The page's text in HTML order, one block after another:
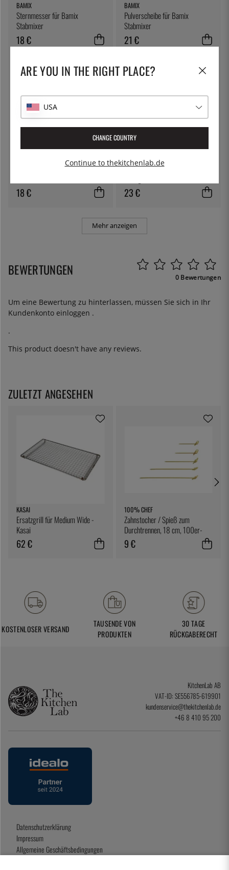
BAMIX
Sternmesser für Bamix
Stabmixer
18 €
BAMIX
Pulverscheibe für Bamix
Stabmixer
21 €
Perforierter Aufsatz für Bamix
18 €
MINGLE
Universalthermometer, schwarz
23 €
Mehr anzeigen
BEWERTUNGEN 0 Bewertungen
Um eine Bewertung zu hinterlassen, müssen Sie sich in Ihr
Kundenkonto einloggen .
.
This product doesn't have any reviews.
ZULETZT ANGESEHEN
KASAI
Ersatzgrill für Medium Wide -
Kasai
62 €
100% CHEF
Zahnstocher / Spieß zum
Durchtrennen, 18 cm, 100er-
Pack - 100% Chef
9 €
KOSTENLOSER VERSAND
TAUSENDE VON
PRODUKTEN
30 TAGE
RÜCKGABERECHT
KitchenLab AB
VAT-ID: SE556785-619901
kundenservice@thekitchenlab.de
+46 8 410 95 200
Datenschutzerklärung
Impressum
Allgemeine Geschäftsbedingungen
ARE YOU IN THE RIGHT PLACE?
USA
CHANGE COUNTRY
Continue to thekitchenlab.de